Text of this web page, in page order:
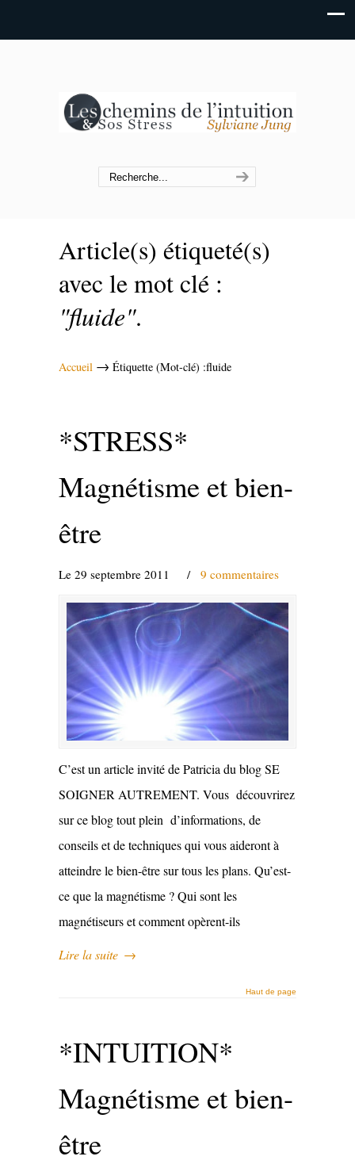
Article(s) étiqueté(s)
avec le mot clé :
"fluide".
Accueil → Étiquette (Mot-clé) :fluide
*STRESS*
Magnétisme et bien-
être
Le 29 septembre 2011 / 9 commentaires
C’est un article invité de Patricia du blog SE
SOIGNER AUTREMENT. Vous découvrirez
sur ce blog tout plein d’informations, de
conseils et de techniques qui vous aideront à
atteindre le bien-être sur tous les plans. Qu’est-
ce que la magnétisme ? Qui sont les
magnétiseurs et comment opèrent-ils
Lire la suite →
Haut de page
*INTUITION*
Magnétisme et bien-
être